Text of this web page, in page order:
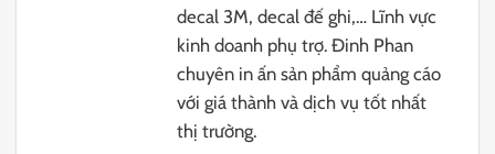
decal 3M, decal đế ghi,… Lĩnh vực
kinh doanh phụ trợ. Đinh Phan
chuyên in ấn sản phẩm quảng cáo
với giá thành và dịch vụ tốt nhất
thị trường.